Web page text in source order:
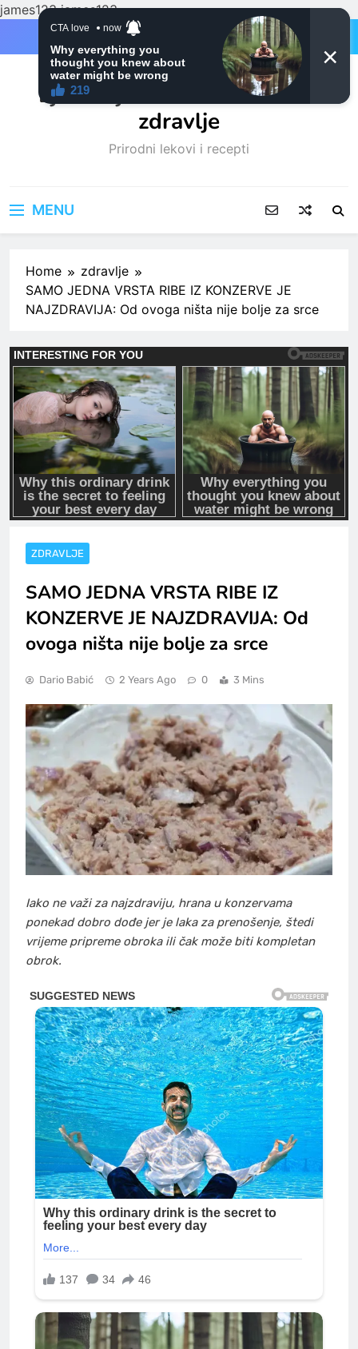
james123james123
Ljubitelji mačaka i Prirodno
zdravlje
Prirodni lekovi i recepti
MENU
Home
zdravlje
SAMO JEDNA VRSTA RIBE IZ KONZERVE JE
NAJZDRAVIJA: Od ovoga ništa nije bolje za srce
ZDRAVLJE
SAMO JEDNA VRSTA RIBE IZ
KONZERVE JE NAJZDRAVIJA: Od
ovoga ništa nije bolje za srce
Dario Babić 2 Years Ago 0 3 Mins
Iako ne važi za najzdraviju, hrana u konzervama
ponekad dobro dođe jer je laka za prenošenje, štedi
vrijeme pripreme obroka ili čak može biti kompletan
obrok.